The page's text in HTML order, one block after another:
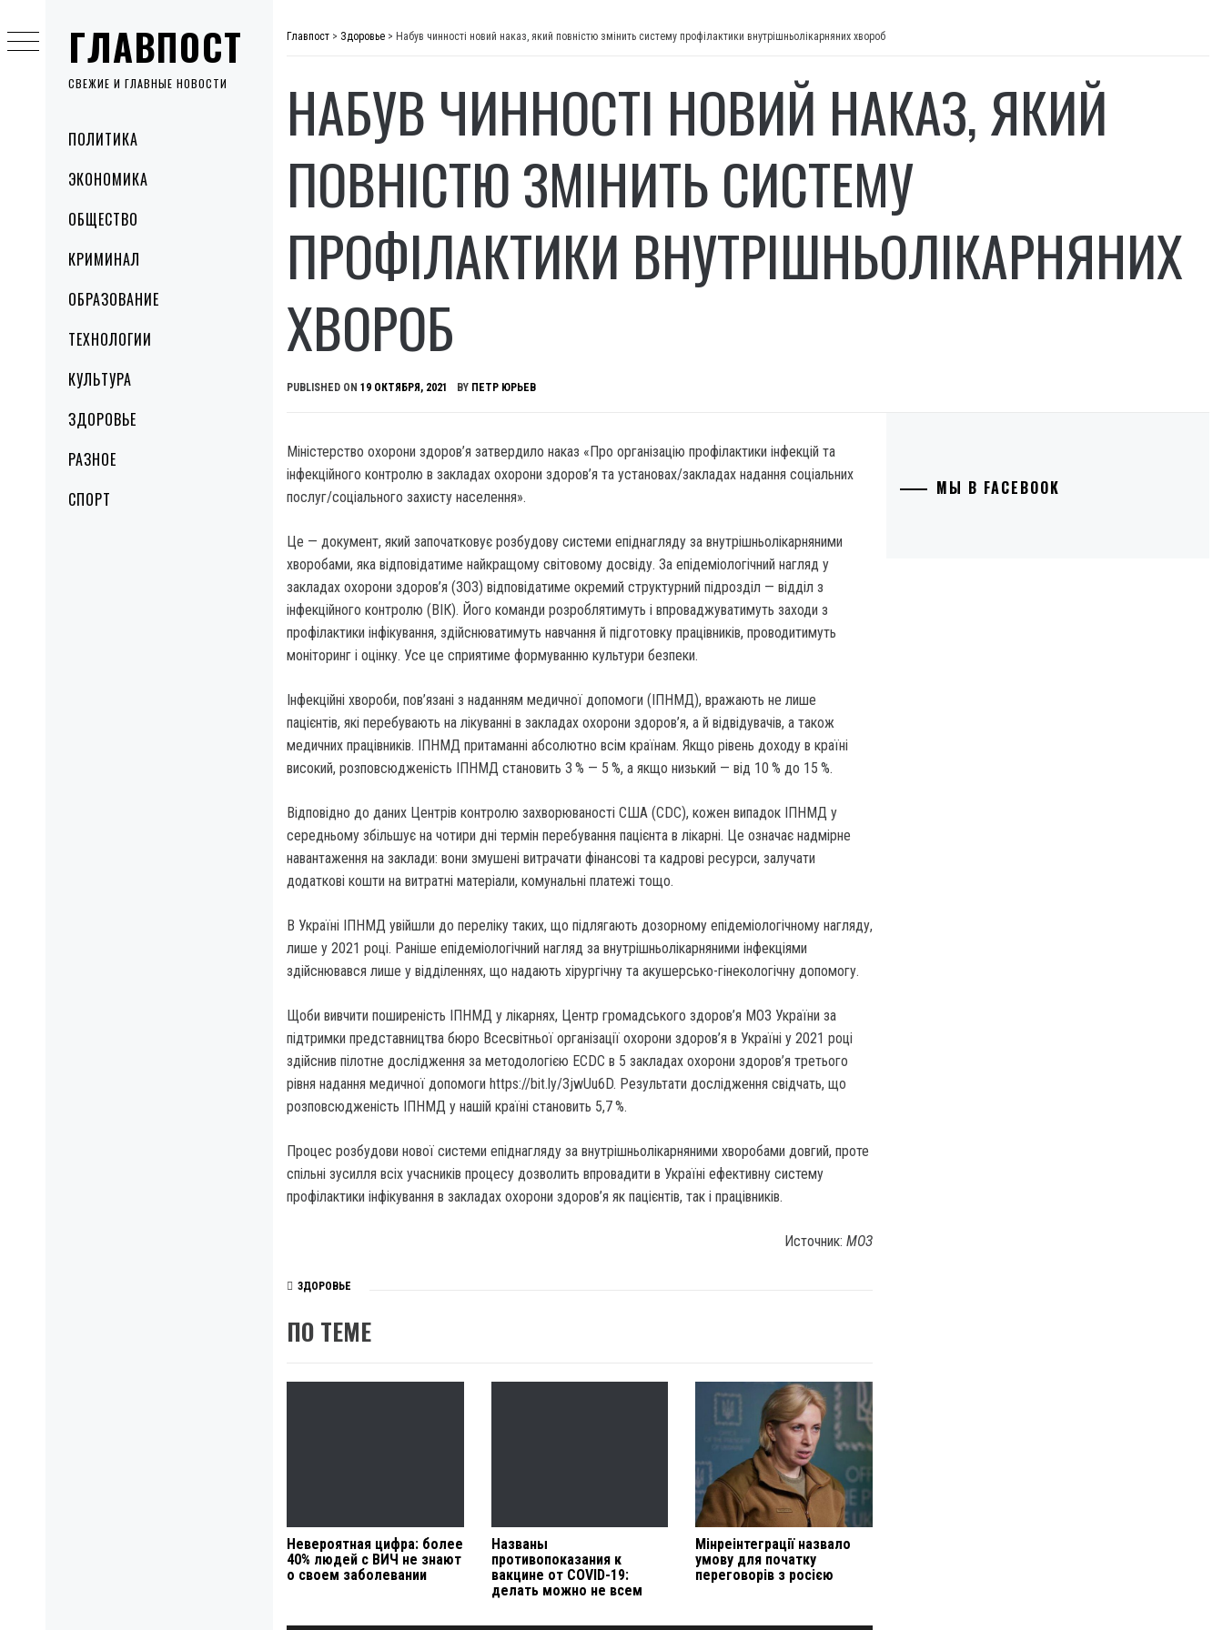
ГЛАВПОСТ
СВЕЖИЕ И ГЛАВНЫЕ НОВОСТИ
MenuПОЛИТИКА
ЭКОНОМИКА
ОБЩЕСТВО
КРИМИНАЛ
ОБРАЗОВАНИЕ
ТЕХНОЛОГИИ
КУЛЬТУРА
ЗДОРОВЬЕ
РАЗНОЕ
СПОРТ
to
content
Главпост > Здоровье > Набув чинності новий наказ, який повністю змінить систему профілактики внутрішньолікарняних хвороб
НАБУВ ЧИННОСТІ НОВИЙ НАКАЗ, ЯКИЙ
ПОВНІСТЮ ЗМІНИТЬ СИСТЕМУ
ПРОФІЛАКТИКИ ВНУТРІШНЬОЛІКАРНЯНИХ
ХВОРОБ
PUBLISHED ON 19 ОКТЯБРЯ, 2021 BY ПЕТР ЮРЬЕВ
Міністерство охорони здоров’я затвердило наказ «Про організацію профілактики інфекцій та
інфекційного контролю в закладах охорони здоров’я та установах/закладах надання соціальних
послуг/соціального захисту населення».
Це — документ, який започатковує розбудову системи епіднагляду за внутрішньолікарняними
хворобами, яка відповідатиме найкращому світовому досвіду. За епідеміологічний нагляд у
закладах охорони здоров’я (ЗОЗ) відповідатиме окремий структурний підрозділ — відділ з
інфекційного контролю (ВІК). Його команди розроблятимуть і впроваджуватимуть заходи з
профілактики інфікування, здійснюватимуть навчання й підготовку працівників, проводитимуть
моніторинг і оцінку. Усе це сприятиме формуванню культури безпеки.
Інфекційні хвороби, пов’язані з наданням медичної допомоги (ІПНМД), вражають не лише
пацієнтів, які перебувають на лікуванні в закладах охорони здоров’я, а й відвідувачів, а також
медичних працівників. ІПНМД притаманні абсолютно всім країнам. Якщо рівень доходу в країні
високий, розповсюдженість ІПНМД становить 3 % — 5 %, а якщо низький — від 10 % до 15 %.
Відповідно до даних Центрів контролю захворюваності США (CDC), кожен випадок ІПНМД у
середньому збільшує на чотири дні термін перебування пацієнта в лікарні. Це означає надмірне
навантаження на заклади: вони змушені витрачати фінансові та кадрові ресурси, залучати
додаткові кошти на витратні матеріали, комунальні платежі тощо.
В Україні ІПНМД увійшли до переліку таких, що підлягають дозорному епідеміологічному нагляду,
лише у 2021 році. Раніше епідеміологічний нагляд за внутрішньолікарняними інфекціями
здійснювався лише у відділеннях, що надають хірургічну та акушерсько-гінекологічну допомогу.
Щоби вивчити поширеність ІПНМД у лікарнях, Центр громадського здоров’я МОЗ України за
підтримки представництва бюро Всесвітньої організації охорони здоров’я в Україні у 2021 році
здійснив пілотне дослідження за методологією ECDC в 5 закладах охорони здоров’я третього
рівня надання медичної допомоги https://bit.ly/3jwUu6D. Результати дослідження свідчать, що
розповсюдженість ІПНМД у нашій країні становить 5,7 %.
Процес розбудови нової системи епіднагляду за внутрішньолікарняними хворобами довгий, проте
спільні зусилля всіх учасників процесу дозволить впровадити в Україні ефективну систему
профілактики інфікування в закладах охорони здоров’я як пацієнтів, так і працівників.
Источник:МОЗ
ЗДОРОВЬЕ
ПО ТЕМЕ
Невероятная цифра: более
40% людей с ВИЧ не знают
о своем заболевании
Названы
противопоказания к
вакцине от COVID-19:
делать можно не всем
Мінреінтеграції назвало
умову для початку
переговорів з росією
МЫ В FACEBOOK